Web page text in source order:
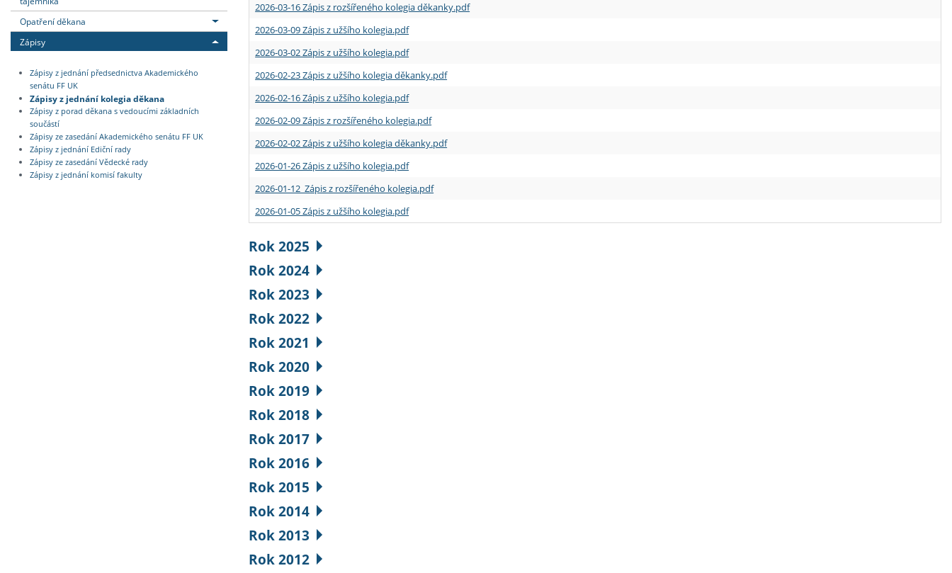
Opatření děkana
Zápisy
Zápisy z jednání předsednictva Akademického
senátu FF UK
Zápisy z jednání kolegia děkana
Zápisy z porad děkana s vedoucími základních
součástí
Zápisy ze zasedání Akademického senátu FF UK
Zápisy z jednání Ediční rady
Zápisy ze zasedání Vědecké rady
Zápisy z jednání komisí fakulty
2026-03-16 Zápis z rozšířeného kolegia děkanky.pdf
2026-03-09 Zápis z užšího kolegia.pdf
2026-03-02 Zápis z užšího kolegia.pdf
2026-02-23 Zápis z užšího kolegia děkanky.pdf
2026-02-16 Zápis z užšího kolegia.pdf
2026-02-09 Zápis z rozšířeného kolegia.pdf
2026-02-02 Zápis z užšího kolegia děkanky.pdf
2026-01-26 Zápis z užšího kolegia.pdf
2026-01-12 Zápis z rozšířeného kolegia.pdf
2026-01-05 Zápis z užšího kolegia.pdf
Rok 2025
Rok 2024
Rok 2023
Rok 2022
Rok 2021
Rok 2020
Rok 2019
Rok 2018
Rok 2017
Rok 2016
Rok 2015
Rok 2014
Rok 2013
Rok 2012